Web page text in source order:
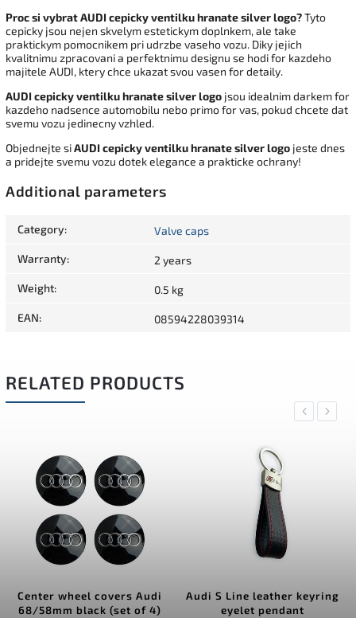
Proc si vybrat AUDI cepicky ventilku hranate silver logo?Tyto
cepicky jsou nejen skvelym estetickym doplnkem, ale take
praktickym pomocnikem pri udrzbe vaseho vozu. Diky jejich
kvalitnimu zpracovani a perfektnimu designu se hodi for kazdeho
majitele AUDI, ktery chce ukazat svou vasen for detaily.
AUDI cepicky ventilku hranate silver logo jsou idealnim darkem for
kazdeho nadsence automobilu nebo primo for vas, pokud chcete dat
svemu vozu jedinecny vzhled.
Objednejte siAUDI cepicky ventilku hranate silver logo jeste dnes
a pridejte svemu vozu dotek elegance a prakticke ochrany!
Additional parameters
Category: Valve caps
Warranty: 2 years
Weight: 0.5 kg
EAN: 08594228039314
RELATED PRODUCTS
Previous
Center wheel covers Audi
68/58mm black (set of 4)
Audi S Line leather keyring
eyelet pendant
Next